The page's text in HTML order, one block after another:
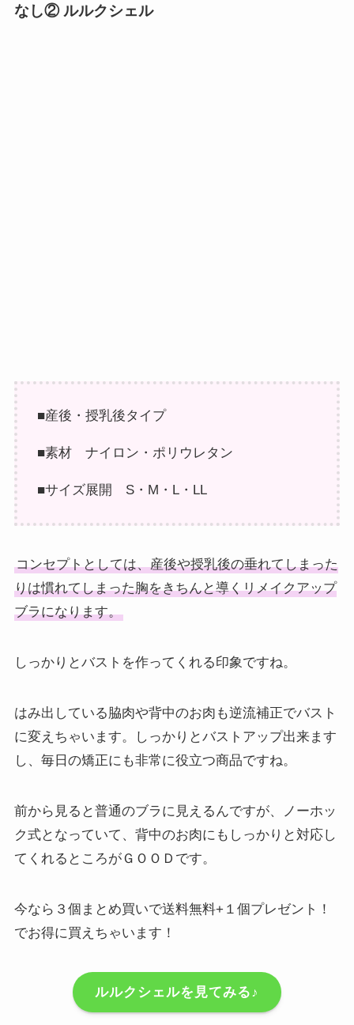
なし② ルルクシェル
■産後・授乳後タイプ
■素材 ナイロン・ポリウレタン
■サイズ展開 S・M・L・LL
コンセプトとしては、産後や授乳後の垂れてしまった
りは慣れてしまった胸をきちんと導くリメイクアップ
ブラになります。
しっかりとバストを作ってくれる印象ですね。
はみ出している脇肉や背中のお肉も逆流補正でバスト
に変えちゃいます。しっかりとバストアップ出来ます
し、毎日の矯正にも非常に役立つ商品ですね。
前から見ると普通のブラに見えるんですが、ノーホッ
ク式となっていて、背中のお肉にもしっかりと対応し
てくれるところがＧＯＯＤです。
今なら３個まとめ買いで送料無料+１個プレゼント！
でお得に買えちゃいます！
ルルクシェルを見てみる♪